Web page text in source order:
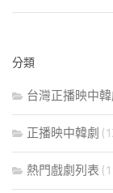
分類
台灣正播映中韓
正播映中韓劇
熱門戲劇列表